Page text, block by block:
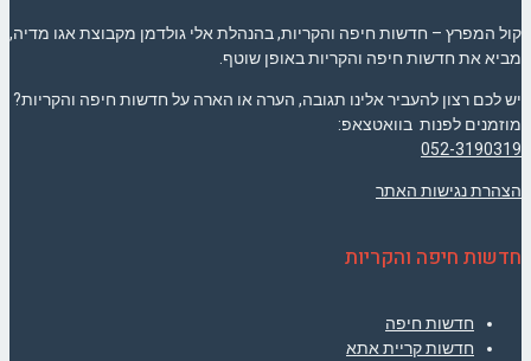
קול המפרץ – חדשות חיפה והקריות, בהנהלת אלי גולדמן מקבוצת אגו מדיה,
מביא את חדשות חיפה והקריות באופן שוטף.
יש לכם רצון להעביר אלינו תגובה, הערה או הארה על חדשות חיפה והקריות?
מוזמנים לפנות בוואטצאפ:
052-3190319
הצהרת נגישות האתר
חדשות חיפה והקריות
חדשות חיפה
חדשות קריית אתא